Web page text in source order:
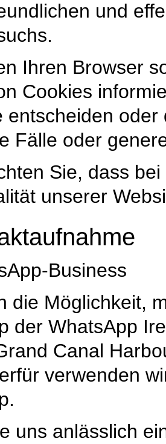
und
Ihren Browser
Cookies
entscheiden
Fälle oder
Sie, dass
unserer
Business
die Möglichkeit,
der WhatsApp
Canal
verwenden
uns anlässlich